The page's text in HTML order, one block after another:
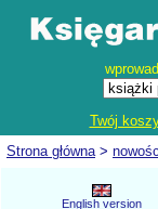
Twój
Strona główna>
English version